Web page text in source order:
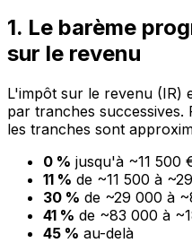
1. Le barème
sur le revenu
L'impôt sur le revenu (IR)
par tranches
les tranches sont
0 % jusqu'à ~11 500
11 % de ~11 500 à
30 % de ~29 000 à
41 % de ~83 000 à
45 % au-delà